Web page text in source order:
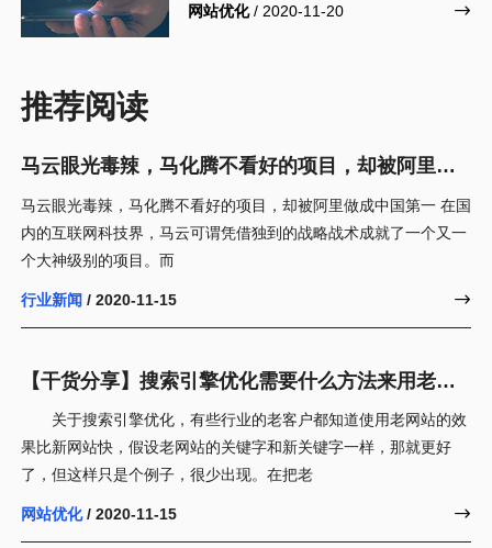
网站优化/ 2020-11-20 
推荐阅读
马云眼光毒辣，马化腾不看好的项目，却被阿里做
成中国第一
马云眼光毒辣，马化腾不看好的项目，却被阿里做成中国第一 在国
内的互联网科技界，马云可谓凭借独到的战略战术成就了一个又一
个大神级别的项目。而
行业新闻 / 2020-11-15 
【干货分享】搜索引擎优化需要什么方法来用老域
名优化新站？
关于搜索引擎优化，有些行业的老客户都知道使用老网站的效
果比新网站快，假设老网站的关键字和新关键字一样，那就更好
了，但这样只是个例子，很少出现。在把老
网站优化/ 2020-11-15 